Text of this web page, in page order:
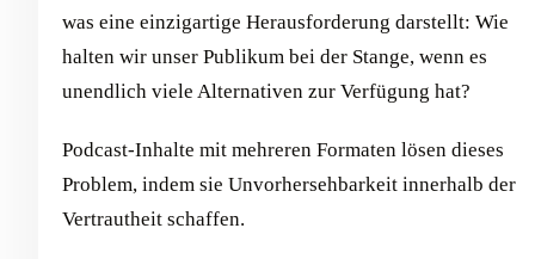
was eine einzigartige Herausforderung darstellt: Wie
halten wir unser Publikum bei der Stange, wenn es
unendlich viele Alternativen zur Verfügung hat?
Podcast-Inhalte mit mehreren Formaten lösen dieses
Problem, indem sie Unvorhersehbarkeit innerhalb der
Vertrautheit schaffen.